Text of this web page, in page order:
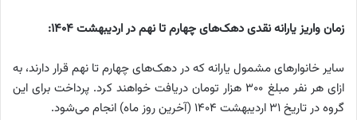
زمان واریز یارانه نقدی دهک‌های چهارم تا نهم در اردیبهشت ۱۴۰۴:
سایر خانوارهای مشمول یارانه که در دهک‌های چهارم تا نهم قرار دارند، به
ازای هر نفر مبلغ ۳۰۰ هزار تومان دریافت خواهند کرد. پرداخت برای این
گروه در تاریخ ۳۱ اردیبهشت ۱۴۰۴ (آخرین روز ماه) انجام می‌شود.